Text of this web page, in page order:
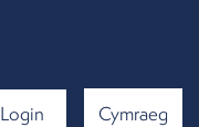
Login Cymraeg